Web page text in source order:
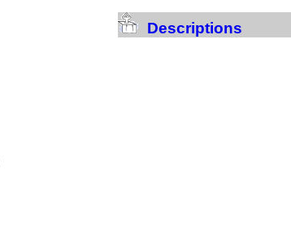
Descriptions